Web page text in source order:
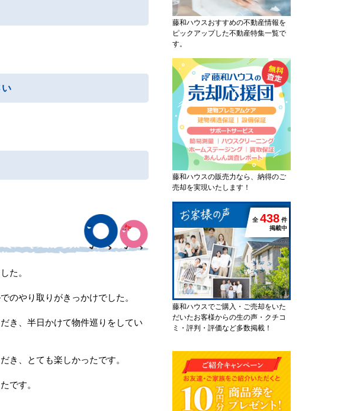
い
た。
のやり取りがきっかけでした。
き、半日かけて物件巡りをしてい
き、とても楽しかったです。
です。
藤和ハウスおすすめの不動産情報を
ピックアップした不動産特集一覧で
す。
藤和ハウスの販売力なら、納得のご
売却を実現いたします！
全 438 件
掲載中
藤和ハウスでご購入・ご売却をいた
だいたお客様からの生の声・クチコ
ミ・評判・評価など多数掲載！